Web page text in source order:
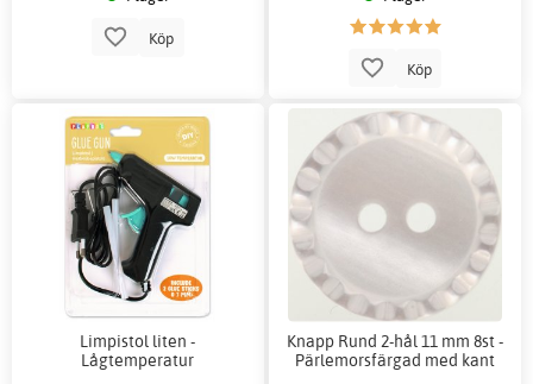
Köp
Köp
Limpistol liten -
Lågtemperatur
Knapp Rund 2-hål 11 mm 8st -
Pärlemorsfärgad med kant